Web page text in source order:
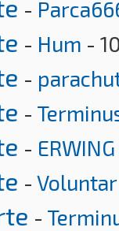
-
- Hum -
-
-
- ERWING
-
-